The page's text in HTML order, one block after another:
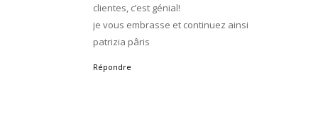
clientes, c’est génial!
je vous embrasse et continuez ainsi
patrizia pâris
Répondre